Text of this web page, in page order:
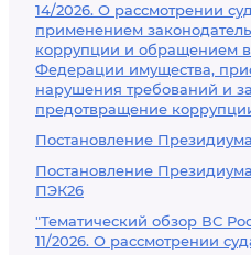
14/2026. О рассмотрении
применением
коррупции и обращением в
Федерации имущества,
нарушения требований и
предотвращение
Постановление
Постановление
ПЭК26
"Тематический обзор ВС
11/2026. О рассмотрении